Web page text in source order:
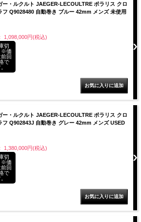
ー・ルクルト JAEGER-LECOULTRE ポラリス クロ
フ Q9028480 自動巻き ブルー 42mm メンズ 未使用
1,098,000円(税込)
切
価
回
で
ー・ルクルト JAEGER-LECOULTRE ポラリス クロ
フ Q902843J 自動巻き グレー 42mm メンズ USED
1,380,000円(税込)
切
価
回
で